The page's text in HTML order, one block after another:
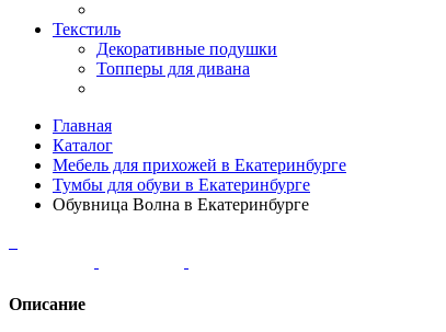
Текстиль
Декоративные подушки
Топперы для дивана
Главная
Каталог
Мебель для прихожей в Екатеринбурге
Тумбы для обуви в Екатеринбурге
Обувница Волна в Екатеринбурге
Описание